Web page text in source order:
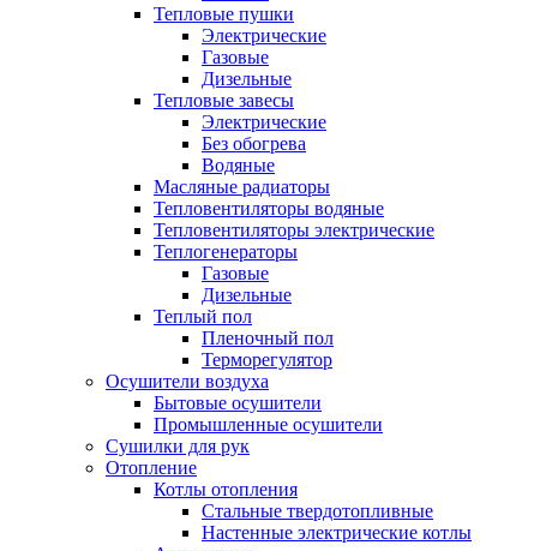
Тепловые пушки
Электрические
Газовые
Дизельные
Тепловые завесы
Электрические
Без обогрева
Водяные
Масляные радиаторы
Тепловентиляторы водяные
Тепловентиляторы электрические
Теплогенераторы
Газовые
Дизельные
Теплый пол
Пленочный пол
Терморегулятор
Осушители воздуха
Бытовые осушители
Промышленные осушители
Сушилки для рук
Отопление
Котлы отопления
Стальные твердотопливные
Настенные электрические котлы